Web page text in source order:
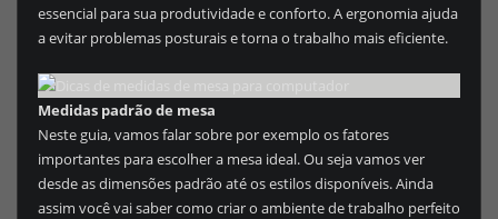
essencial para sua produtividade e conforto. A ergonomia ajuda
a evitar problemas posturais e torna o trabalho mais eficiente.
Medidas padrão de mesa
Neste guia, vamos falar sobre por exemplo os fatores
importantes para escolher a mesa ideal. Ou seja vamos ver
desde as dimensões padrão até os estilos disponíveis. Ainda
assim você vai saber como criar o ambiente de trabalho perfeito